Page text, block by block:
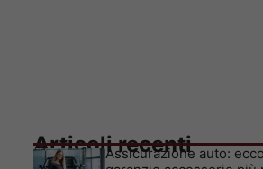
Articoli recenti
Assicurazione auto: